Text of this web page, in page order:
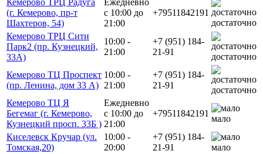
(г. Кемерово, пр-т
Шахтеров, 54)
с 10:00 до
21:00
+79511842191
достаточно
Кемерово ТРЦ Сити
Парк2 (пр. Кузнецкий,
33А)
10:00 -
21:00
+7 (951) 184-
21-91
достаточно
Кемерово ТЦ Проспект
(пр. Ленина, дом 33 А)
10:00 -
21:00
+7 (951) 184-
21-91
достаточно
Кемерово ТЦ Я
Бегемаг (г. Кемерово,
Кузнецкий просп. 33Б )
Ежедневно
с 10:00 до
21:00
+79511842191
мало
Киселевск Кручар (ул.
Томская,20)
10:00 -
20:00
+7 (951) 184-
21-91
мало